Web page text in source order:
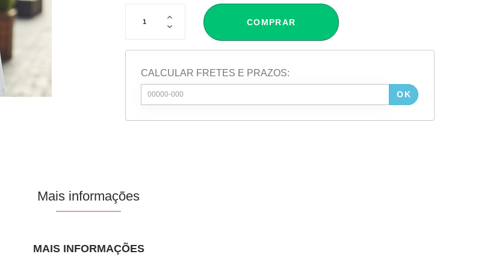
COMPRAR
CALCULAR FRETES E PRAZOS:
OK
Mais informações
MAIS INFORMAÇÕES